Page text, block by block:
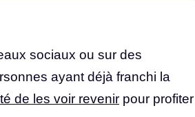
sociaux ou sur des
ayant déjà franchi la
de les voir revenir pour profiter